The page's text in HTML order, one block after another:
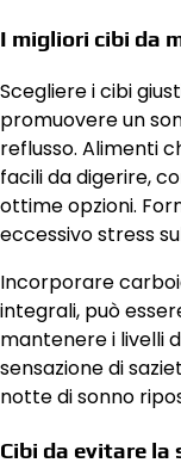
I migliori cibi da
Scegliere i cibi
promuovere un
reflusso. Alimenti
facili da digerire,
ottime opzioni.
eccessivo stress
Incorporare
integrali, può
mantenere i livelli
sensazione di
notte di sonno
Cibi da evitare la